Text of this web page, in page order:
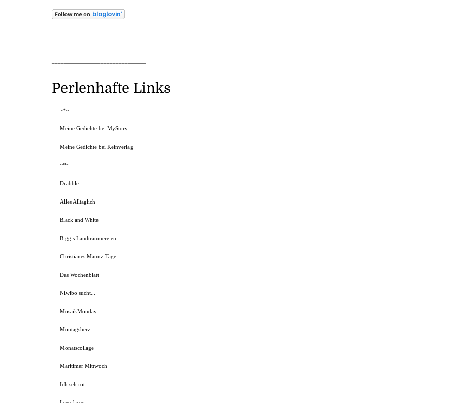
Perlenhafte Links
~*~
Meine Gedichte bei MyStory
Meine Gedichte bei Keinverlag
~*~
Drabble
Alles Alltäglich
Black and White
Biggis Landträumereien
Christianes Maunz-Tage
Das Wochenblatt
Niwibo sucht...
MosaikMonday
Montagsherz
Monatscollage
Maritimer Mittwoch
Ich seh rot